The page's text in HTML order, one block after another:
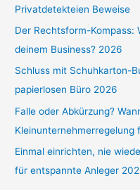
Privatdetekteien Beweise
Der Rechtsform-Kompass:
deinem Business? 2026
Schluss mit Schuhkarton-
papierlosen Büro 2026
Falle oder Abkürzung?
Kleinunternehmerregelung
Einmal einrichten, nie
für entspannte Anleger